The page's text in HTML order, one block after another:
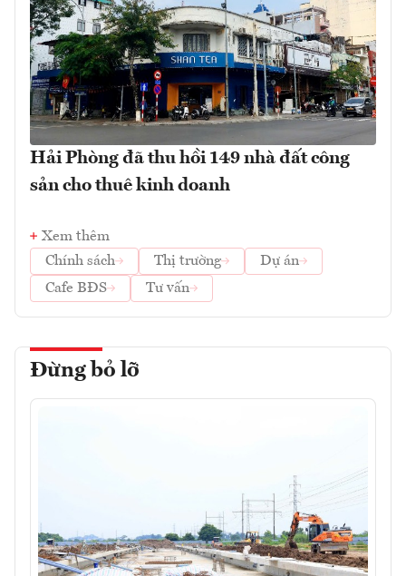
Hải Phòng đã thu hồi 149 nhà đất công
sản cho thuê kinh doanh
Xem thêm
Chính sách
Thị trường
Dự án
Cafe BĐS
Tư vấn
Đừng bỏ lỡ